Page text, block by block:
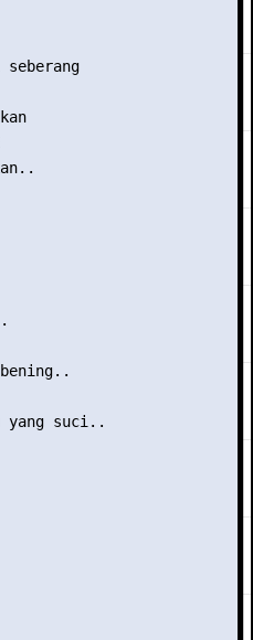
yang suci..